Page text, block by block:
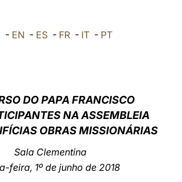
العربيّة - EN - ES - FR - IT - PT
DO PAPA FRANCISCO
NA ASSEMBLEIA
OBRAS MISSIONÁRIAS
Sala Clementina
feira, 1º de junho de 2018